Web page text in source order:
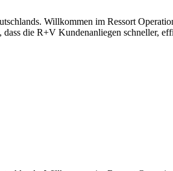
Willkommen im Ressort
die R+V Kundenanliegen schneller,